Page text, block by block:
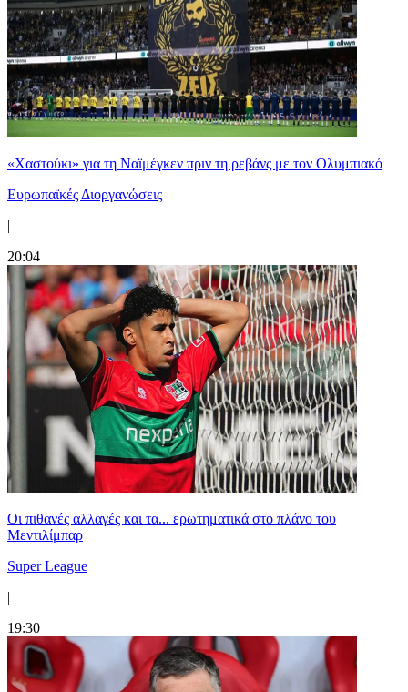
«Χαστούκι» για τη Ναϊμέγκεν πριν τη ρεβάνς με τον Ολυμπιακό
Ευρωπαϊκές Διοργανώσεις
|
20:04
Οι πιθανές αλλαγές και τα... ερωτηματικά στο πλάνο του
Μεντιλίμπαρ
Super League
|
19:30